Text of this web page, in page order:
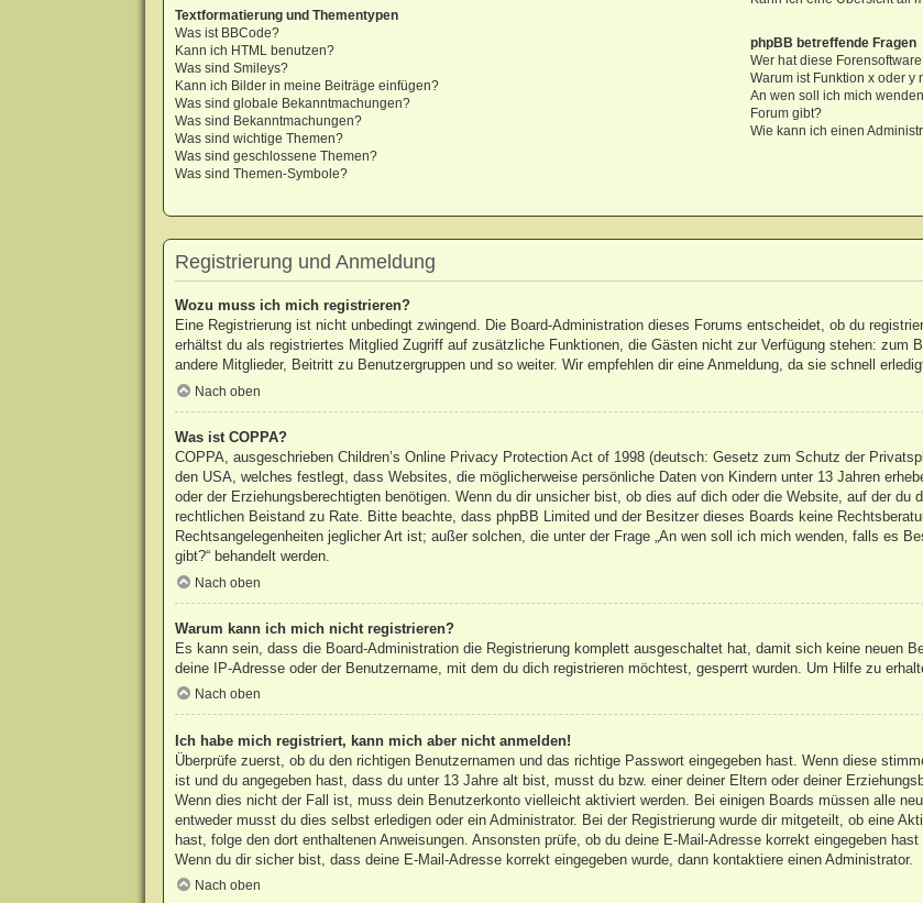
Textformatierung und Thementypen
Was ist BBCode?
Kann ich HTML benutzen?
Was sind Smileys?
Kann ich Bilder in meine Beiträge einfügen?
Was sind globale Bekanntmachungen?
Was sind Bekanntmachungen?
Was sind wichtige Themen?
Was sind geschlossene Themen?
Was sind Themen-Symbole?
phpBB betreffende Fragen
Wer hat diese
Warum ist Funktion x oder y
An wen soll ich mich
Forum gibt?
Wie kann ich einen
Registrierung und Anmeldung
Wozu muss ich mich registrieren?
Eine Registrierung ist nicht unbedingt zwingend. Die Board-Administration dieses Forums entscheidet, ob du
erhältst du als registriertes Mitglied Zugriff auf zusätzliche Funktionen, die Gästen nicht zur Verfügung stehen: zum
andere Mitglieder, Beitritt zu Benutzergruppen und so weiter. Wir empfehlen dir eine Anmeldung, da sie schnell
Nach oben
Was ist COPPA?
COPPA, ausgeschrieben Children’s Online Privacy Protection Act of 1998 (deutsch: Gesetz zum Schutz der
den USA, welches festlegt, dass Websites, die möglicherweise persönliche Daten von Kindern unter 13 Jahren
oder der Erziehungsberechtigten benötigen. Wenn du dir unsicher bist, ob dies auf dich oder die Website, auf der
rechtlichen Beistand zu Rate. Bitte beachte, dass phpBB Limited und der Besitzer dieses Boards keine
Rechtsangelegenheiten jeglicher Art ist; außer solchen, die unter der Frage „An wen soll ich mich wenden, falls es
gibt?“ behandelt werden.
Nach oben
Warum kann ich mich nicht registrieren?
Es kann sein, dass die Board-Administration die Registrierung komplett ausgeschaltet hat, damit sich keine neuen
deine IP-Adresse oder der Benutzername, mit dem du dich registrieren möchtest, gesperrt wurden. Um Hilfe zu
Nach oben
Ich habe mich registriert, kann mich aber nicht anmelden!
Überprüfe zuerst, ob du den richtigen Benutzernamen und das richtige Passwort eingegeben hast. Wenn diese
ist und du angegeben hast, dass du unter 13 Jahre alt bist, musst du bzw. einer deiner Eltern oder deiner
Wenn dies nicht der Fall ist, muss dein Benutzerkonto vielleicht aktiviert werden. Bei einigen Boards müssen alle
entweder musst du dies selbst erledigen oder ein Administrator. Bei der Registrierung wurde dir mitgeteilt, ob eine
hast, folge den dort enthaltenen Anweisungen. Ansonsten prüfe, ob du deine E-Mail-Adresse korrekt eingegeben
Wenn du dir sicher bist, dass deine E-Mail-Adresse korrekt eingegeben wurde, dann kontaktiere einen Administrator.
Nach oben